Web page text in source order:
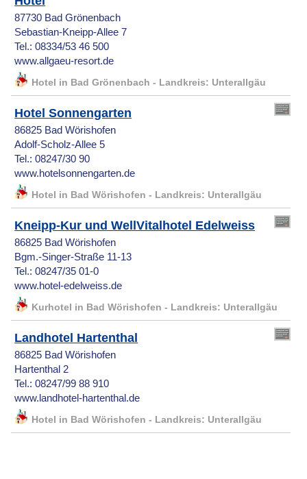
87730 Bad Grönenbach
Sebastian-Kneipp-Allee 7
Tel.: 08334/53 46 500
www.allgaeu-resort.de
Hotel in Bad Grönenbach - Landkreis: Unterallgäu
Hotel Sonnengarten
86825 Bad Wörishofen
Adolf-Scholz-Allee 5
Tel.: 08247/30 90
www.hotelsonnengarten.de
Hotel in Bad Wörishofen - Landkreis: Unterallgäu
Kneipp-Kur und WellVitalhotel Edelweiss
86825 Bad Wörishofen
Bgm.-Singer-Straße 11-13
Tel.: 08247/35 01-0
www.hotel-edelweiss.de
Kurhotel in Bad Wörishofen - Landkreis: Unterallgäu
Landhotel Hartenthal
86825 Bad Wörishofen
Hartenthal 2
Tel.: 08247/99 88 910
www.landhotel-hartenthal.de
Hotel in Bad Wörishofen - Landkreis: Unterallgäu